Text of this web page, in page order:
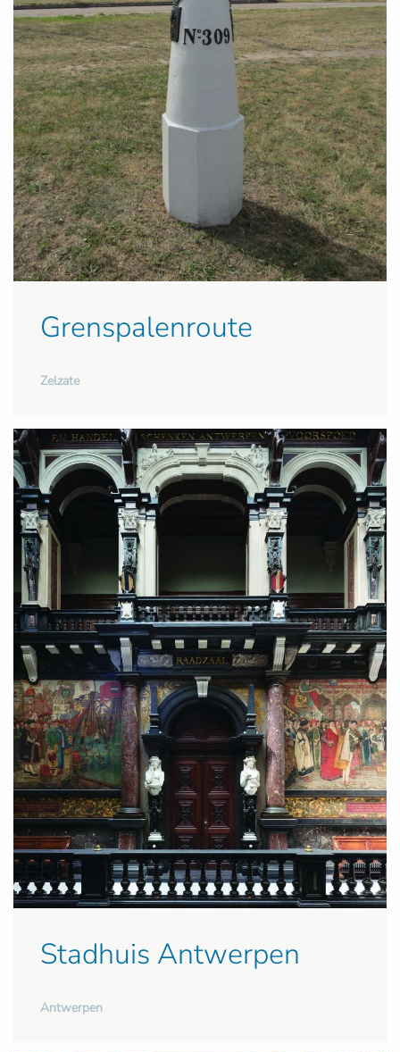
Grenspalenroute
Zelzate
Stadhuis Antwerpen
Antwerpen